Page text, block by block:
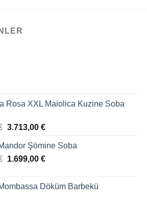
Rosa XXL Maiolica Kuzine Soba
3.713,00 €
Şömine Soba
1.699,00 €
Döküm Barbekü